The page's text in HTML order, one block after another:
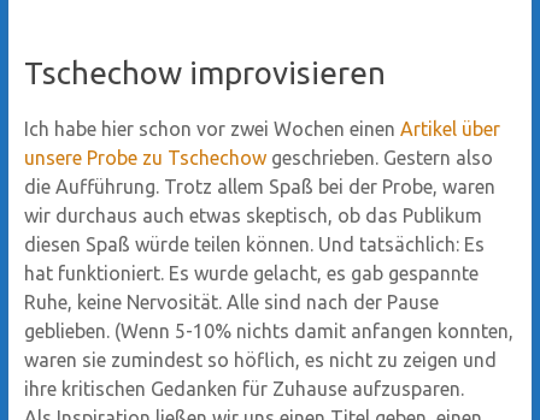
Tschechow improvisieren
Ich habe hier schon vor zwei Wochen einen Artikel über
unsere Probe zu Tschechow geschrieben. Gestern also
die Aufführung. Trotz allem Spaß bei der Probe, waren
wir durchaus auch etwas skeptisch, ob das Publikum
diesen Spaß würde teilen können. Und tatsächlich: Es
hat funktioniert. Es wurde gelacht, es gab gespannte
Ruhe, keine Nervosität. Alle sind nach der Pause
geblieben. (Wenn 5-10% nichts damit anfangen konnten,
waren sie zumindest so höflich, es nicht zu zeigen und
ihre kritischen Gedanken für Zuhause aufzusparen.